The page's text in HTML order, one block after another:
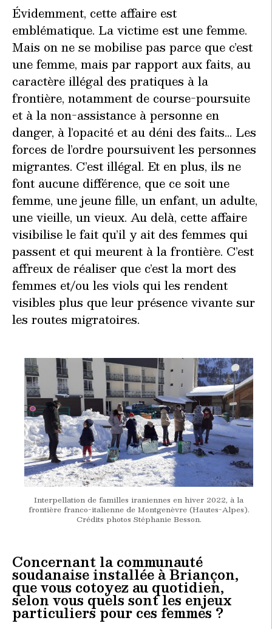
Évidemment, cette affaire est
emblématique. La victime est une femme.
Mais on ne se mobilise pas parce que c’est
une femme, mais par rapport aux faits, au
caractère illégal des pratiques à la
frontière, notamment de course-poursuite
et à la non-assistance à personne en
danger, à l’opacité et au déni des faits… Les
forces de l’ordre poursuivent les personnes
migrantes. C’est illégal. Et en plus, ils ne
font aucune différence, que ce soit une
femme, une jeune fille, un enfant, un adulte,
une vieille, un vieux. Au delà, cette affaire
visibilise le fait qu’il y ait des femmes qui
passent et qui meurent à la frontière. C’est
affreux de réaliser que c’est la mort des
femmes et/ou les viols qui les rendent
visibles plus que leur présence vivante sur
les routes migratoires.
Interpellation de familles iraniennes en hiver 2022, à la
frontière franco-italienne de Montgenèvre (Hautes-Alpes).
Crédits photos Stéphanie Besson.
Concernant la communauté
soudanaise installée à Briançon,
que vous cotoyez au quotidien,
selon vous quels sont les enjeux
particuliers pour ces femmes ?